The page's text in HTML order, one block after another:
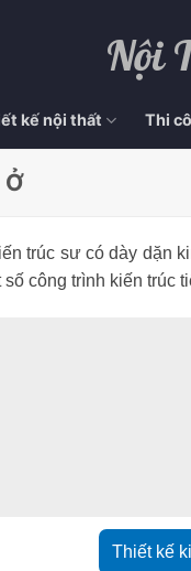
Nội
kế nội thất Thi
trúc sư có dày dặn
công trình kiến trúc
Thiết kế